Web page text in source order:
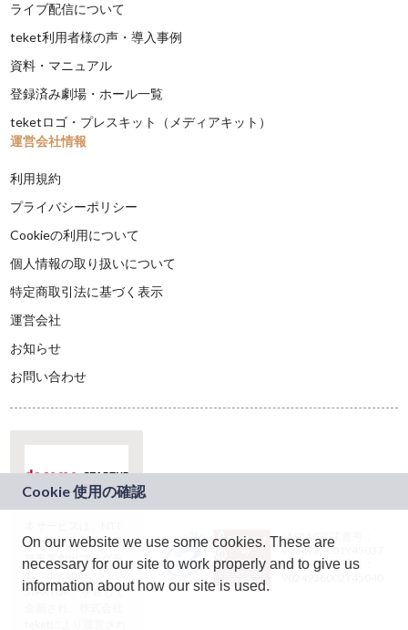
ライブ配信について
teket利用者様の声・導入事例
資料・マニュアル
登録済み劇場・ホール一覧
teketロゴ・プレスキット（メディアキット）
運営会社情報
利用規約
プライバシーポリシー
Cookieの利用について
個人情報の取り扱いについて
特定商取引法に基づく表示
運営会社
お知らせ
お問い合わせ
ドコモグループの新
規事業創出プログラ
ム「docomo
STARTUP」を通じて
JASRAC許諾番号：
9024936001Y45037
JASRAC許諾番号：
On our website we use some cookies. These are
necessary for our site to work properly and to give us
information about how our site is used.